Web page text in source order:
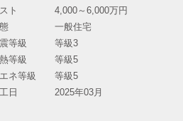
ト
4,000～6,000万円
一般住宅
等級
等級3
等級
等級5
ネ等級
等級5
日
2025年03月